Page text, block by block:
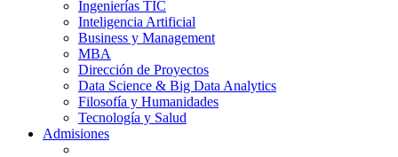
Ingenierías TIC
Inteligencia Artificial
Business y Management
MBA
Dirección de Proyectos
Data Science & Big Data Analytics
Filosofía y Humanidades
Tecnología y Salud
Admisiones